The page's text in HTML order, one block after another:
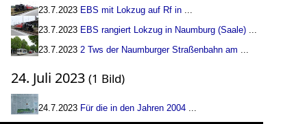
23.7.2023 EBS mit Lokzug auf Rf in ...
23.7.2023 EBS rangiert Lokzug in Naumburg (Saale) ...
23.7.2023 2 Tws der Naumburger Straßenbahn am ...
24. Juli 2023 (1 Bild)
24.7.2023 Für die in den Jahren 2004 ...